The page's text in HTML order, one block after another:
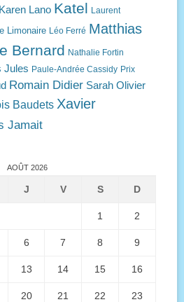
Karen Lano Katel Laurent
Le Limonaire Léo Ferré Matthias
Bernard Nathalie Fortin
Jules Paule-Andrée Cassidy Prix
Romain Didier Sarah Olivier
Baudets Xavier
Jamait
AOÛT 2026
J V S D
1 2
6 7 8 9
13 14 15 16
20 21 22 23